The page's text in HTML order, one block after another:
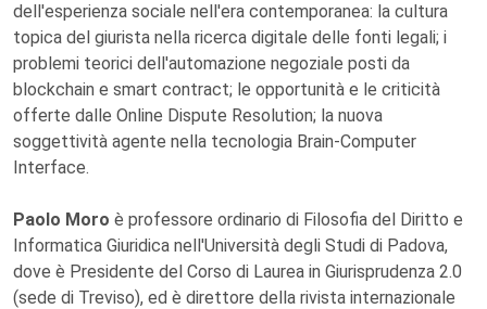
dell'esperienza sociale nell'era contemporanea: la cultura
topica del giurista nella ricerca digitale delle fonti legali; i
problemi teorici dell'automazione negoziale posti da
blockchain e smart contract; le opportunità e le criticità
offerte dalle Online Dispute Resolution; la nuova
soggettività agente nella tecnologia Brain-Computer
Interface.
Paolo Moro è professore ordinario di Filosofia del Diritto e
Informatica Giuridica nell'Università degli Studi di Padova,
dove è Presidente del Corso di Laurea in Giurisprudenza 2.0
(sede di Treviso), ed è direttore della rivista internazionale